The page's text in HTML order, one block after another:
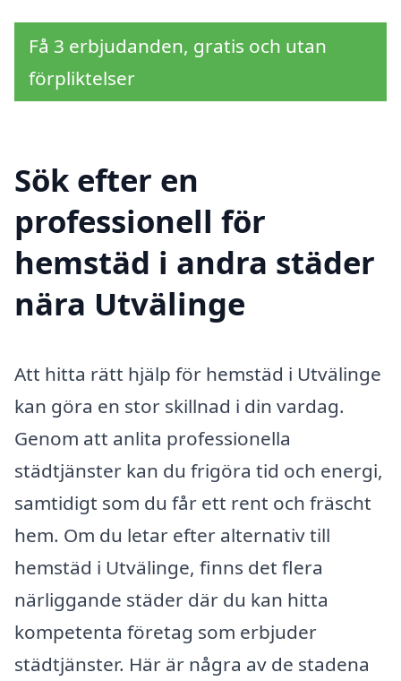
Få 3 erbjudanden, gratis och utan
förpliktelser
Sök efter en
professionell för
hemstäd i andra städer
nära Utvälinge
Att hitta rätt hjälp för hemstäd i Utvälinge
kan göra en stor skillnad i din vardag.
Genom att anlita professionella
städtjänster kan du frigöra tid och energi,
samtidigt som du får ett rent och fräscht
hem. Om du letar efter alternativ till
hemstäd i Utvälinge, finns det flera
närliggande städer där du kan hitta
kompetenta företag som erbjuder
städtjänster. Här är några av de stadena